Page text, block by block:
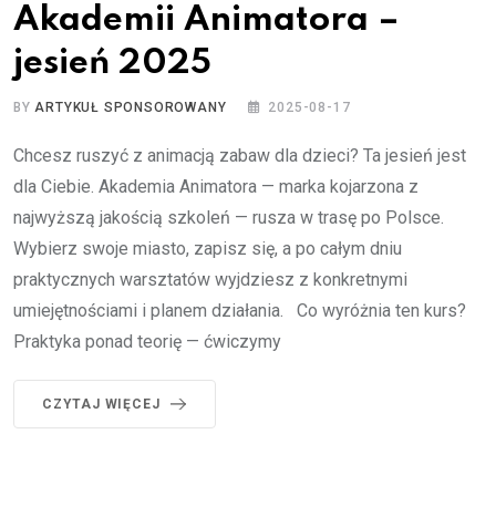
Akademii Animatora –
jesień 2025
BYARTYKUŁ SPONSOROWANY 2025-08-17
Chcesz ruszyć z animacją zabaw dla dzieci? Ta jesień jest
dla Ciebie. Akademia Animatora — marka kojarzona z
najwyższą jakością szkoleń — rusza w trasę po Polsce.
Wybierz swoje miasto, zapisz się, a po całym dniu
praktycznych warsztatów wyjdziesz z konkretnymi
umiejętnościami i planem działania. Co wyróżnia ten kurs?
Praktyka ponad teorię — ćwiczymy
CZYTAJ WIĘCEJ